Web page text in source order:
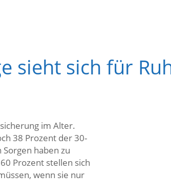
sieht sich für
im Alter.
38 Prozent der 30-
haben zu
Prozent stellen sich
wenn sie nur